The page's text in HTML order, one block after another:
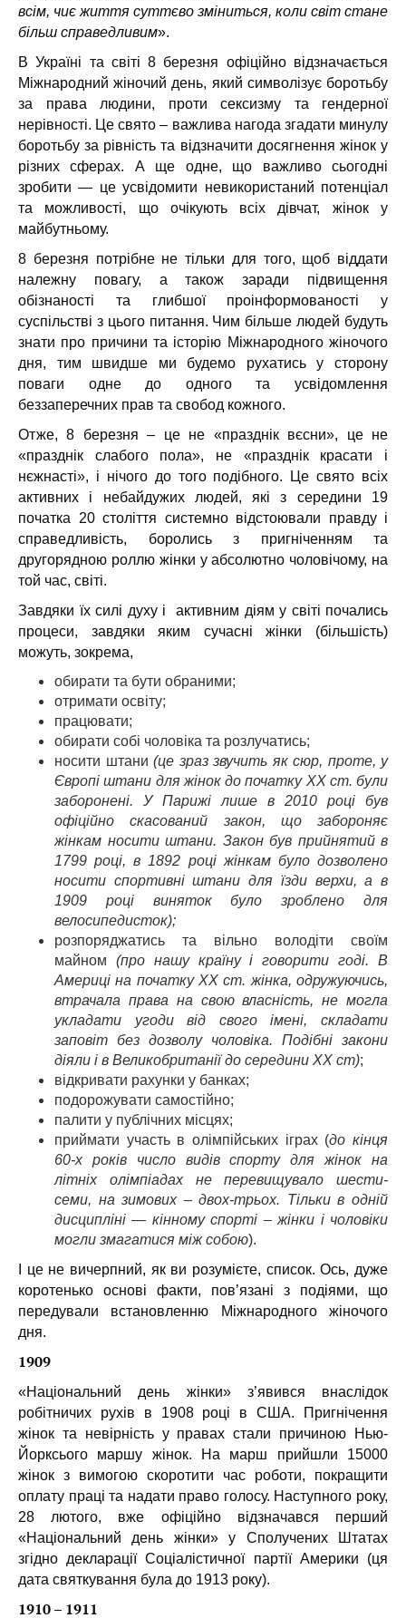
всім, чиє життя суттєво зміниться, коли світ стане
більш справедливим».
В Україні та світі 8 березня офіційно відзначається
Міжнародний жіночий день, який символізує боротьбу
за права людини, проти сексизму та гендерної
нерівності. Це свято – важлива нагода згадати минулу
боротьбу за рівність та відзначити досягнення жінок у
різних сферах. А ще одне, що важливо сьогодні
зробити — це усвідомити невикористаний потенціал
та можливості, що очікують всіх дівчат, жінок у
майбутньому.
8 березня потрібне не тільки для того, щоб віддати
належну повагу, а також заради підвищення
обізнаності та глибшої проінформованості у
суспільстві з цього питання. Чим більше людей будуть
знати про причини та історію Міжнародного жіночого
дня, тим швидше ми будемо рухатись у сторону
поваги одне до одного та усвідомлення
беззаперечних прав та свобод кожного.
Отже, 8 березня – це не «празднік вєсни», це не
«празднік слабого пола», не «празднік красати і
нєжнасті», і нічого до того подібного. Це свято всіх
активних і небайдужих людей, які з середини 19
початка 20 століття системно відстоювали правду і
справедливість, боролись з пригніченням та
другорядною роллю жінки у абсолютно чоловічому, на
той час, світі.
Завдяки їх силі духу і активним діям у світі почались
процеси, завдяки яким сучасні жінки (більшість)
можуть, зокрема,
обирати та бути обраними;
отримати освіту;
працювати;
обирати собі чоловіка та розлучатись;
носити штани (це зраз звучить як сюр, проте, у
Європі штани для жінок до початку XX ст. були
заборонені. У Парижі лише в 2010 році був
офіційно скасований закон, що забороняє
жінкам носити штани. Закон був прийнятий в
1799 році, в 1892 році жінкам було дозволено
носити спортивні штани для їзди верхи, а в
1909 році виняток було зроблено для
велосипедисток);
розпоряджатись та вільно володіти своїм
майном (про нашу країну і говорити годі. В
Америці на початку XX ст. жінка, одружуючись,
втрачала права на свою власність, не могла
укладати угоди від свого імені, складати
заповіт без дозволу чоловіка. Подібні закони
діяли і в Великобританії до середини XX ст);
відкривати рахунки у банках;
подорожувати самостійно;
палити у публічних місцях;
приймати участь в олімпійських іграх (до кінця
60-х років число видів спорту для жінок на
літніх олімпіадах не перевищувало шести-
семи, на зимових – двох-трьох. Тільки в одній
дисципліні — кінному спорті – жінки і чоловіки
могли змагатися між собою).
І це не вичерпний, як ви розумієте, список. Ось, дуже
коротенько основі факти, пов’язані з подіями, що
передували встановленню Міжнародного жіночого
дня.
1909
«Національний день жінки» з’явився внаслідок
робітничих рухів в 1908 році в США. Пригнічення
жінок та невірність у правах стали причиною Нью-
Йорксього маршу жінок. На марш прийшли 15000
жінок з вимогою скоротити час роботи, покращити
оплату праці та надати право голосу. Наступного року,
28 лютого, вже офіційно відзначався перший
«Національний день жінки» у Сполучених Штатах
згідно декларації Соціалістичної партії Америки (ця
дата святкування була до 1913 року).
1910 – 1911